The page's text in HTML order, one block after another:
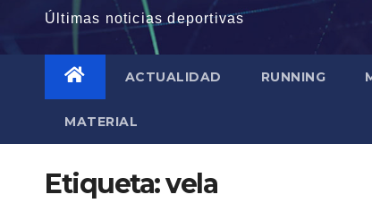
Últimas noticias deportivas
ACTUALIDAD RUNNING
MATERIAL
Etiqueta:vela